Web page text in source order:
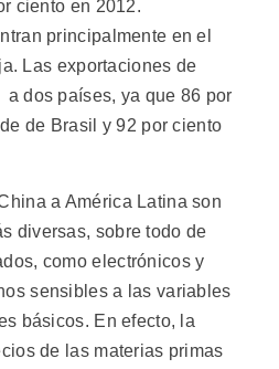
ciento en 2012.
principalmente en el
Las exportaciones de
dos países, ya que 86 por
de Brasil y 92 por ciento
a América Latina son
diversas, sobre todo de
como electrónicos y
sensibles a las variables
básicos. En efecto, la
de las materias primas